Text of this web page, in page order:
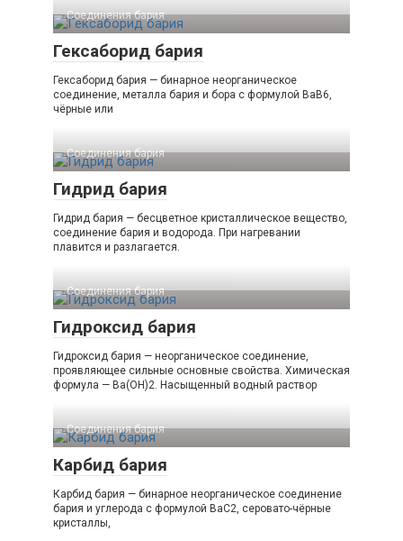
Соединения бария
Гексаборид бария
Гексаборид бария — бинарное неорганическое
соединение, металла бария и бора с формулой BaB6,
чёрные или
Соединения бария
Гидрид бария
Гидрид бария — бесцветное кристаллическое вещество,
соединение бария и водорода. При нагревании
плавится и разлагается.
Соединения бария
Гидроксид бария
Гидроксид бария — неорганическое соединение,
проявляющее сильные основные свойства. Химическая
формула — Ba(OH)2. Насыщенный водный раствор
Соединения бария
Карбид бария
Карбид бария — бинарное неорганическое соединение
бария и углерода с формулой BaC2, серовато-чёрные
кристаллы,